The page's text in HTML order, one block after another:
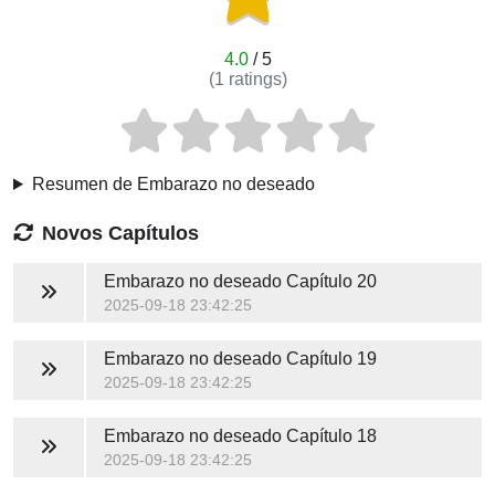
4.0/ 5
(1 ratings)
Resumen de Embarazo no deseado
Novos Capítulos
Embarazo no deseadoCapítulo 20
2025-09-18 23:42:25
Embarazo no deseadoCapítulo 19
2025-09-18 23:42:25
Embarazo no deseadoCapítulo 18
2025-09-18 23:42:25